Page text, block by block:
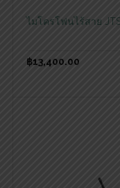
ไมโครโฟนไร้สาย
฿13,400.00